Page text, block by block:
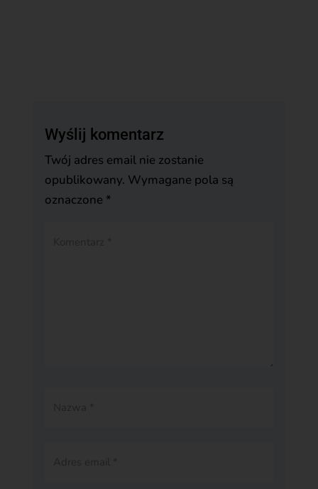
Wyślij komentarz
Twój adres email nie zostanie
opublikowany. Wymagane pola są
oznaczone *